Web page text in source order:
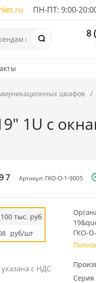
ПН-ПТ: 9:00-
8
шкафов
1U с
Артикул: ГКО-О-1-9005
тыс. руб
руб/шт
с НДС
ГКО-
Серия